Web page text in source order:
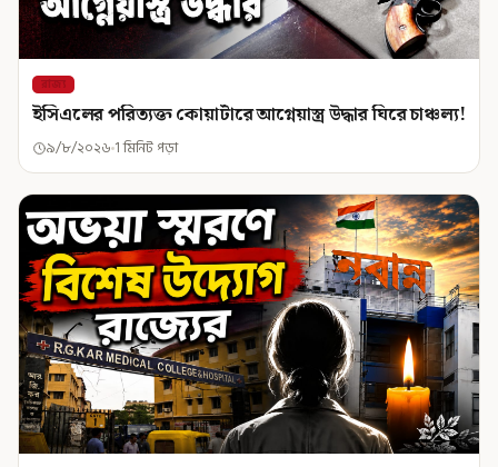
রাজ্য
ইসিএলের পরিত্যক্ত কোয়ার্টারে আগ্নেয়াস্ত্র উদ্ধার ঘিরে চাঞ্চল্য!
৯/৮/২০২৬ 1 মিনিট পড়া